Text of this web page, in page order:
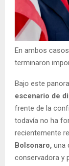
En ambos
terminaron
Bajo este
escenario de
frente de la
todavía no ha
recientemente
Bolsonaro, una
conservadora y